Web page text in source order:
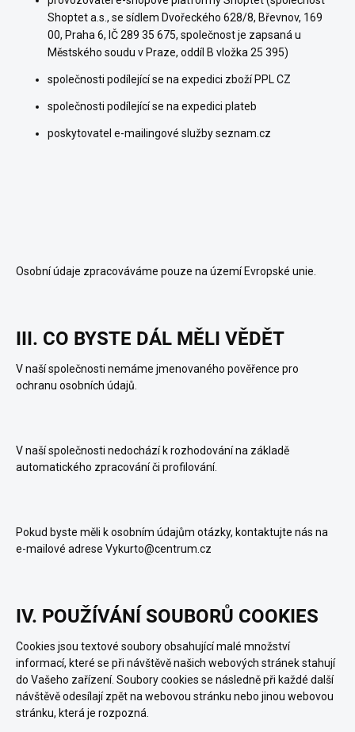
Shoptet a.s., se sídlem Dvořeckého 628/8, Břevnov, 169
00, Praha 6, IČ 289 35 675, společnost je zapsaná u
Městského soudu v Praze, oddíl B vložka 25 395)
společnosti podílející se na expedici zboží PPL CZ
společnosti podílející se na expedici plateb
poskytovatel e-mailingové služby seznam.cz
Osobní údaje zpracováváme pouze na území Evropské unie.
III. CO BYSTE DÁL MĚLI VĚDĚT
V naší společnosti nemáme jmenovaného pověřence pro
ochranu osobních údajů.
V naší společnosti nedochází k rozhodování na základě
automatického zpracování či profilování.
Pokud byste měli k osobním údajům otázky, kontaktujte nás na
e-mailové adrese Vykurto@centrum.cz
IV. POUŽÍVÁNÍ SOUBORŮ COOKIES
Cookies jsou textové soubory obsahující malé množství
informací, které se při návštěvě našich webových stránek stahují
do Vašeho zařízení. Soubory cookies se následně při každé další
návštěvě odesílají zpět na webovou stránku nebo jinou webovou
stránku, která je rozpozná.